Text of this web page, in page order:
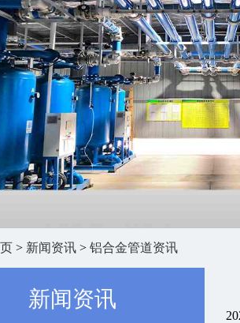
> 新闻资讯> 铝合金管道资讯
新闻资讯